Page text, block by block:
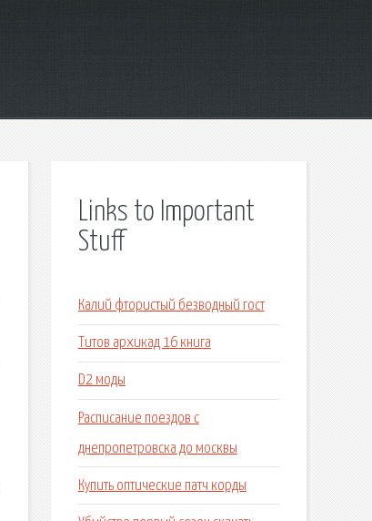
Links to Important
Stuff
Калий фтористый безводный гост
Титов архикад 16 книга
D2 моды
Расписание поездов с
днепропетровска до москвы
Купить оптические патч корды